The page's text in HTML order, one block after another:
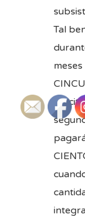
Tal
las